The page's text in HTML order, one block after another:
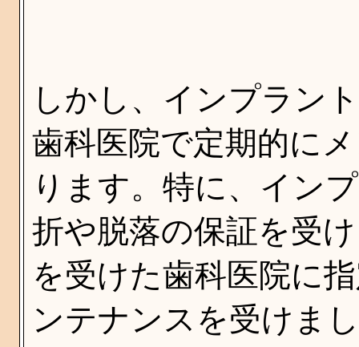
しかし、インプラン
歯科医院で定期的に
ります。特に、イン
折や脱落の保証を受
を受けた歯科医院に
ンテナンスを受けま